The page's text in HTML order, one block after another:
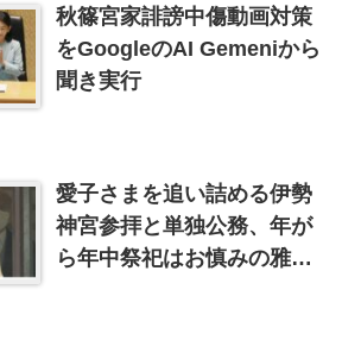
秋篠宮家誹謗中傷動画対策
をGoogleのAI Gemeniから
聞き実行
愛子さまを追い詰める伊勢
神宮参拝と単独公務、年が
ら年中祭祀はお慎みの雅子